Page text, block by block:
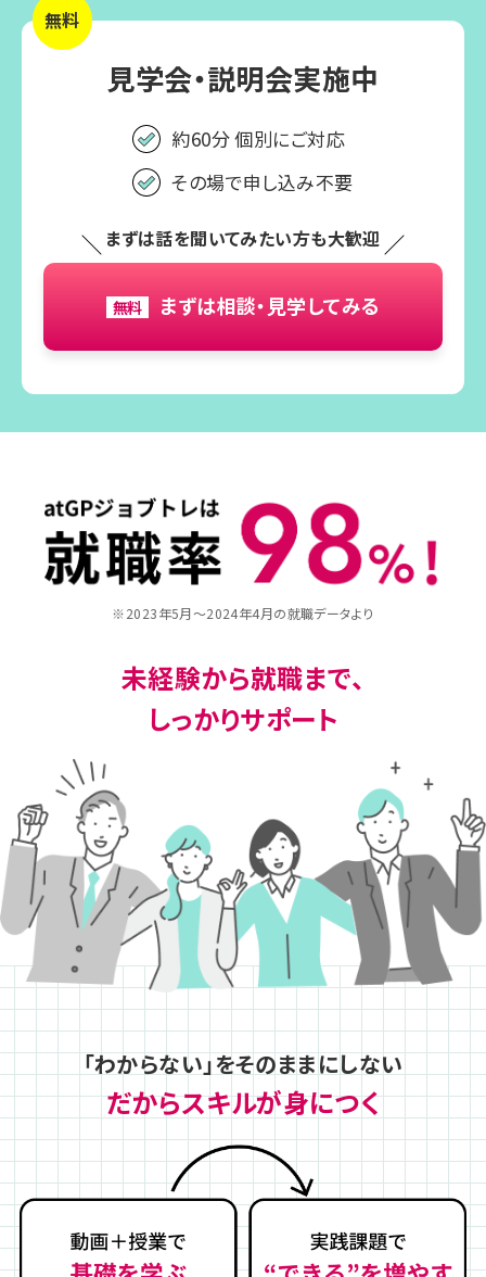
無料
見学会・説明会実施中
約60分 個別にご対応
その場で申し込み不要
まずは話を聞いてみたい方も大歓迎
無料 まずは相談・見学してみる
※2023年5月～2024年4月の就職データより
未経験から就職まで、
しっかりサポート
「わからない」をそのままにしない
だからスキルが身につく